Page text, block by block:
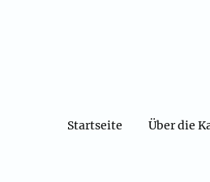
Startseite Über die